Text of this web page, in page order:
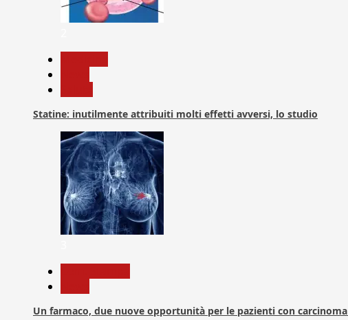
Statine: inutilmente attribuiti molti effetti avversi, lo studio
Un farmaco, due nuove opportunità per le pazienti con